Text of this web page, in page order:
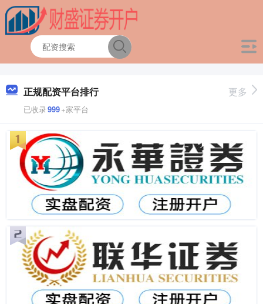
正规配资平台排行
已收录999+家平台
更多